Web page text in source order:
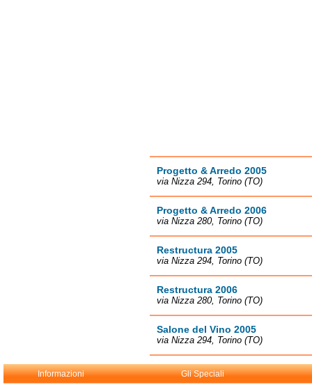
Progetto & Arredo 2005
via Nizza 294, Torino (TO)
Progetto & Arredo 2006
via Nizza 280, Torino (TO)
Restructura 2005
via Nizza 294, Torino (TO)
Restructura 2006
via Nizza 280, Torino (TO)
Salone del Vino 2005
via Nizza 294, Torino (TO)
Informazioni Gli Speciali